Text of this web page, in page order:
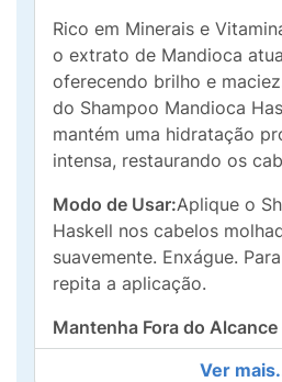
Rico em Minerais e
o extrato de Mandioca
oferecendo brilho e
do Shampoo Mandioca
mantém uma hidratação
intensa, restaurando os
Modo de Usar:Aplique o
Haskell nos cabelos
suavemente. Enxágue.
repita a aplicação.
Mantenha Fora do
Ver